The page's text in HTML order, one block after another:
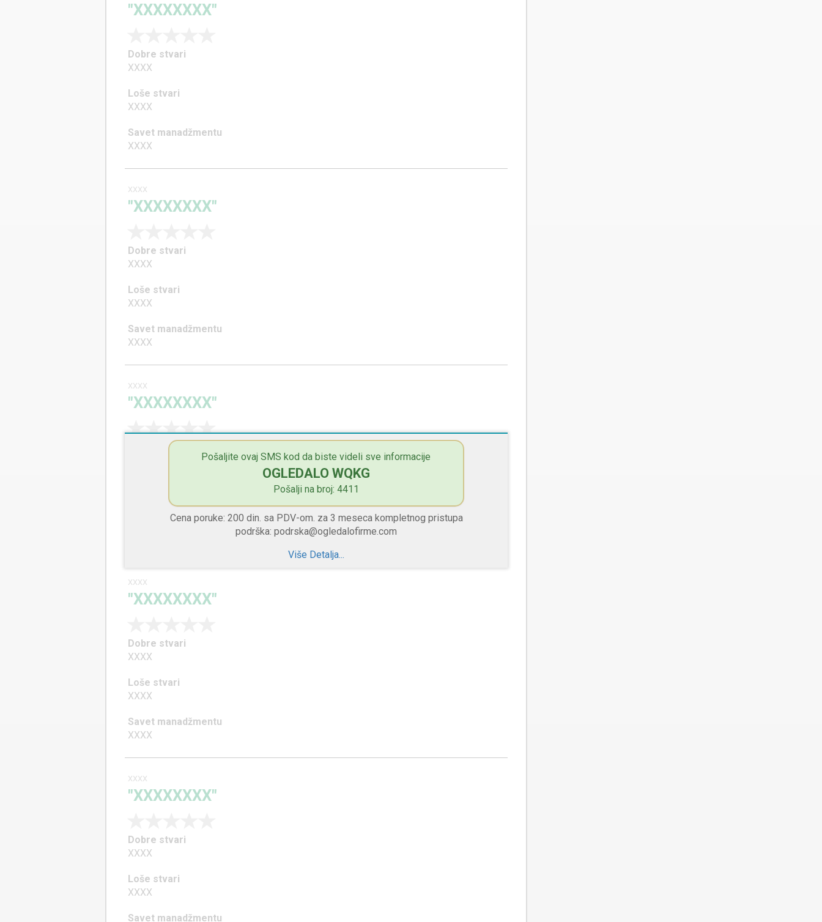
"XXXXXXXX"
Dobre stvari
XXXX
Loše stvari
XXXX
Savet manadžmentu
XXXX
XXXX
"XXXXXXXX"
Dobre stvari
XXXX
Loše stvari
XXXX
Savet manadžmentu
XXXX
Pošaljite ovaj SMS kod da biste videli sve informacije
OGLEDALO WQKG
Pošalji na broj: 4411
Cena poruke: 200 din. sa PDV-om. za 3 meseca kompletnog pristupa
podrška: podrska@ogledalofirme.com
Više Detalja...
XXXX
"XXXXXXXX"
Dobre stvari
Savet manadžmentu
XXXX
"XXXXXXXX"
Dobre stvari
XXXX
Loše stvari
XXXX
Savet manadžmentu
XXXX
XXXX
"XXXXXXXX"
Dobre stvari
XXXX
Loše stvari
XXXX
Savet manadžmentu